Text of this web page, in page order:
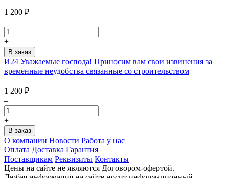
1 200 ₽
–
+
И24 Уважаемые господа! Приносим вам свои извинения за
временные неудобства связанные со строительством
1 200 ₽
–
+
О компании Новости Работа у нас
Оплата Доставка Гарантия
Поставщикам Реквизиты Контакты
Цены на сайте не являются Договором-офертой.